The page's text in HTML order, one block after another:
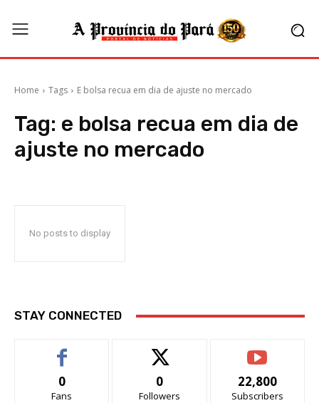
Home Tags E bolsa recua em dia de ajuste no mercado
Tag: e bolsa recua em dia de
ajuste no mercado
No posts to display
STAY CONNECTED
0
Fans
0
Followers
22,800
Subscribers